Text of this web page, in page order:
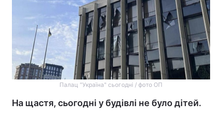
Палац "Україна" сьогодні / фото ОП
На щастя, сьогодні у будівлі не було дітей.